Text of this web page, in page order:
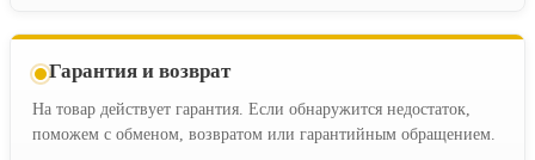
Гарантия и возврат
На товар действует гарантия. Если обнаружится недостаток,
поможем с обменом, возвратом или гарантийным обращением.